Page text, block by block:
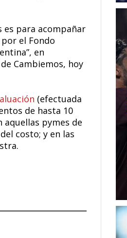
es para acompañar
el Fondo
en
Cambiemos, hoy
(efectuada
de hasta 10
pymes de
costo; y en las